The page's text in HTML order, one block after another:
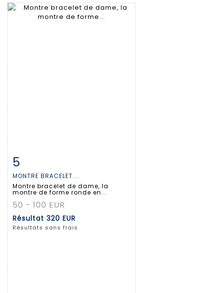
Fiche détaillée
5
MONTRE BRACELET...
Montre bracelet de dame, la
montre de forme ronde en...
50 - 100 EUR
Résultat 320 EUR
Résultats sans frais